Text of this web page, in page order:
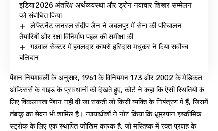
इंडिया 2026 अंतरिक्ष अर्थव्यवस्था और ड्रोन नवाचार शिखर सम्मेलन
को संबोधित किया
लेफ्टिनेंट जनरल संदीप जैन ने जबलपुर में सेना की परिचालन
तैयारियों और रक्षा विनिर्माण पहल की समीक्षा की
गढ़वाल सेक्टर में हवलदार कापसे हरिदास मधुकर ने दिया सर्वोच्च
बलिदान
पेंशन नियमावली के अनुसार, 1961 के विनियमन 173 और 2002 के मेडिकल
ऑफिसर्स के गाइड के प्रावधानों को देखते हुए, कोर्ट ने कहा कि ऐसी स्थितियों के
लिए विकलांगता पेंशन नहीं दी जा सकती जो किसी व्यक्ति के नियंत्रण में हैं, जिसमें
तंबाकू का सेवन भी शामिल है। न्यायाधीशों ने नोट किया कि धूम्रपान इस्कीमिक
स्ट्रोक के लिए एक स्थापित जोखिम कारक है, जो मस्तिष्क में रक्त प्रवाह के